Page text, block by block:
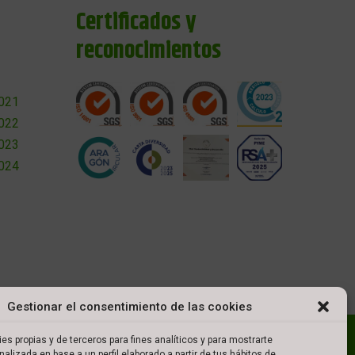
Gestionar el consentimiento de las cookies
propias y de terceros para fines analíticos y para mostrarte
Certificados y
reconocimientos
Política de cookies
Política de privacidad